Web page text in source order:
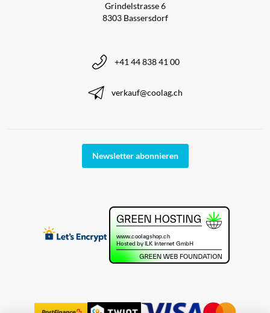
Grindelstrasse 6
8303 Bassersdorf
+41 44 838 41 00
verkauf@coolag.ch
Newsletter abonnieren